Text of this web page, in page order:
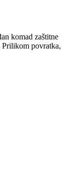
komad zaštitne
Prilikom povratka,